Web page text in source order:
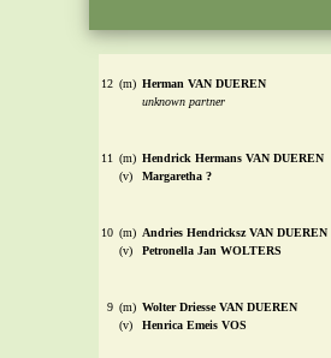
12 (m) Herman VAN DUEREN
unknown partner
11
(m)
(v)
Hendrick Hermans VAN DUEREN
Margaretha ?
10 (m)
(v)
Andries Hendricksz VAN DUEREN
Petronella Jan WOLTERS
9 (m)
(v)
Wolter Driesse VAN DUEREN
Henrica Emeis VOS